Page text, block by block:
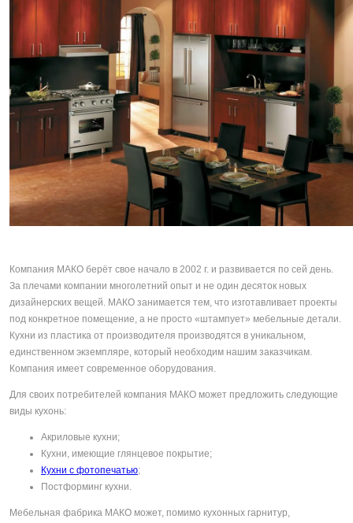
Компания МАКО берёт свое начало в 2002 г. и развивается по сей день.
За плечами компании многолетний опыт и не один десяток новых
дизайнерских вещей. МАКО занимается тем, что изготавливает проекты
под конкретное помещение, а не просто «штампует» мебельные детали.
Кухни из пластика от производителя производятся в уникальном,
единственном экземпляре, который необходим нашим заказчикам.
Компания имеет современное оборудования.
Для своих потребителей компания МАКО может предложить следующие
виды кухонь:
Акриловые кухни;
Кухни, имеющие глянцевое покрытие;
Кухни с фотопечатью;
Постформинг кухни.
Мебельная фабрика МАКО может, помимо кухонных гарнитур,